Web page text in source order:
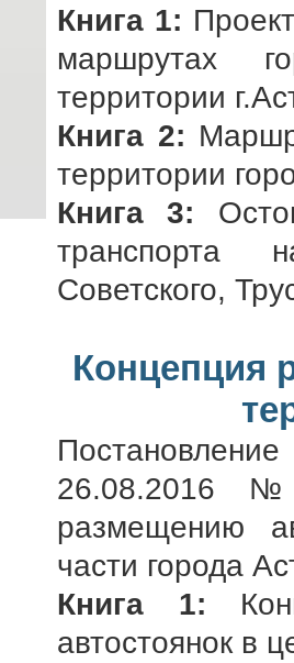
Книга 1:
маршрутах
территории
Книга 2:
территории
Книга 3:
транспорта
Советского,
Концепция
26.08.2016
размещению
части города
Книга 1:
автостоянок в